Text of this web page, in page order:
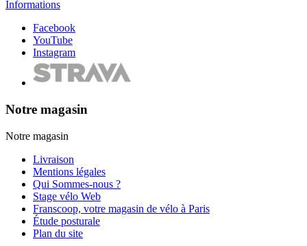
Informations
Facebook
YouTube
Instagram
Notre magasin
Notre magasin
Livraison
Mentions légales
Qui Sommes-nous ?
Stage vélo Web
Franscoop, votre magasin de vélo à Paris
Étude posturale
Plan du site